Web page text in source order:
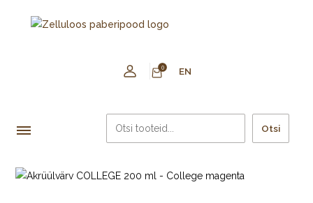
0 EN
Otsi